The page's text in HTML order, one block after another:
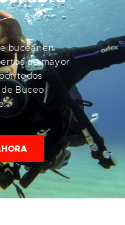
bucear en
de mayor
todos
Buceo